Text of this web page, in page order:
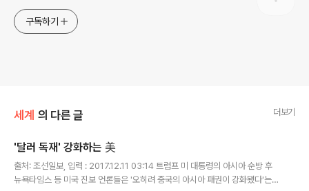
구독하기
세계 의 다른 글 더보기
'달러 독재' 강화하는 美
출처: 조선일보, 입력 : 2017.12.11 03:14 트럼프 미 대통령의 아시아 순방 후
뉴욕타임스 등 미국 진보 언론들은 '오히려 중국의 아시아 패권이 강화됐다'는